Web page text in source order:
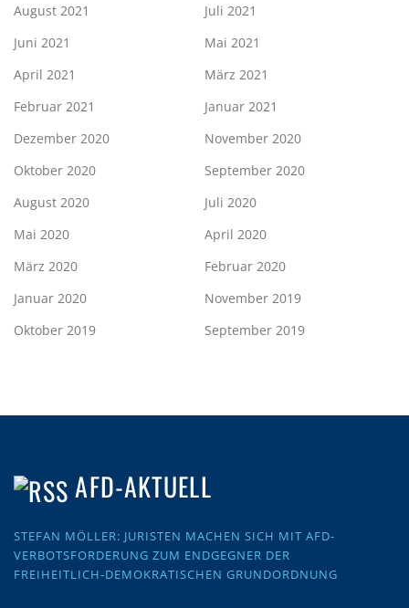
August 2021
Juli 2021
Juni 2021
Mai 2021
April 2021
März 2021
Februar 2021
Januar 2021
Dezember 2020
November 2020
Oktober 2020
September 2020
August 2020
Juli 2020
Mai 2020
April 2020
März 2020
Februar 2020
Januar 2020
November 2019
Oktober 2019
September 2019
AFD-AKTUELL
STEFAN MÖLLER: JURISTEN MACHEN SICH MIT AFD-
VERBOTSFORDERUNG ZUM ENDGEGNER DER
FREIHEITLICH-DEMOKRATISCHEN GRUNDORDNUNG